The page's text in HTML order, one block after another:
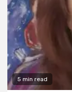
5 min read